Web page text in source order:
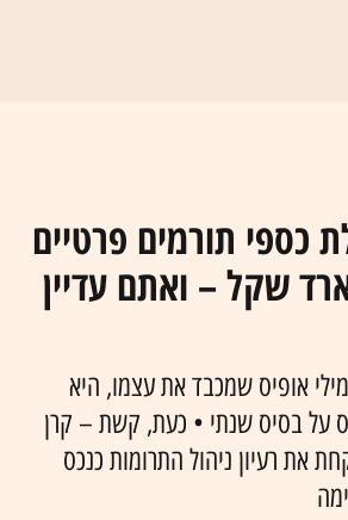
כספי תורמים פרטיים
שקל – ואתם עדיין
אופיס שמכבד את עצמו, היא
על בסיס שנתי • כעת, קשת – קרן
את רעיון ניהול התרומות כנכס